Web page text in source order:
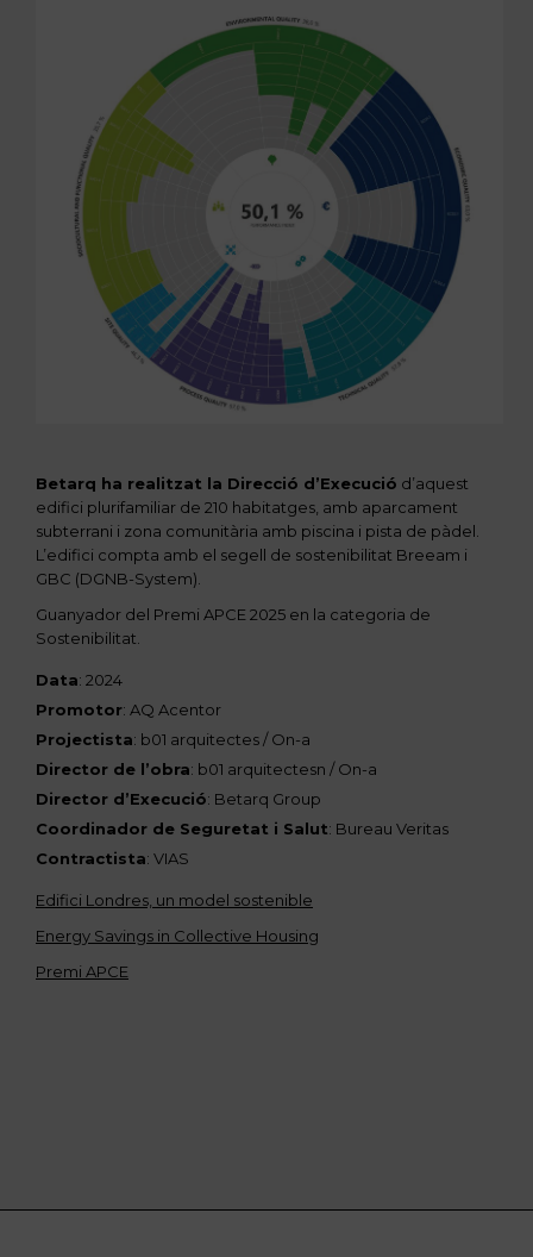
Betarq ha realitzat la Direcció d’Execució d’aquest
edifici plurifamiliar de 210 habitatges, amb aparcament
subterrani i zona comunitària amb piscina i pista de pàdel.
L’edifici compta amb el segell de sostenibilitat Breeam i
GBC (DGNB-System).
Guanyador del Premi APCE 2025 en la categoria de
Sostenibilitat.
Data: 2024
Promotor: AQ Acentor
Projectista: b01 arquitectes / On-a
Director de l’obra: b01 arquitectesn / On-a
Director d’Execució: Betarq Group
Coordinador de Seguretat i Salut: Bureau Veritas
Contractista: VIAS
Edifici Londres, un model sostenible
Energy Savings in Collective Housing
Premi APCE